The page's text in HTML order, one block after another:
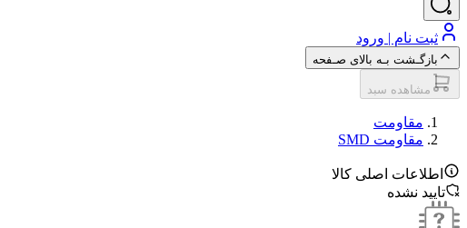
ثبت نام | ورود
بازگـشت بـه بالای صـفحه
مشاهده سبد
مقاومت‌
مقاومت SMD
اطلاعات اصلی کالا
تایید نشده